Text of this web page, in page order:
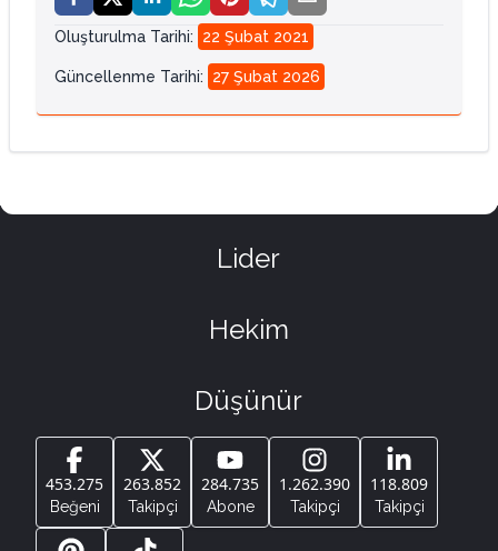
Oluşturulma Tarihi: 22 Şubat 2021
Güncellenme Tarihi: 27 Şubat 2026
Lider
Hekim
Düşünür
453.275
Beğeni
263.852
Takipçi
284.735
Abone
1.262.390
Takipçi
118.809
Takipçi